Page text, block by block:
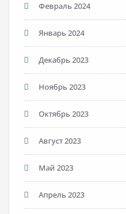
Февраль 2024
Январь 2024
Декабрь 2023
Ноябрь 2023
Октябрь 2023
Август 2023
Май 2023
Апрель 2023